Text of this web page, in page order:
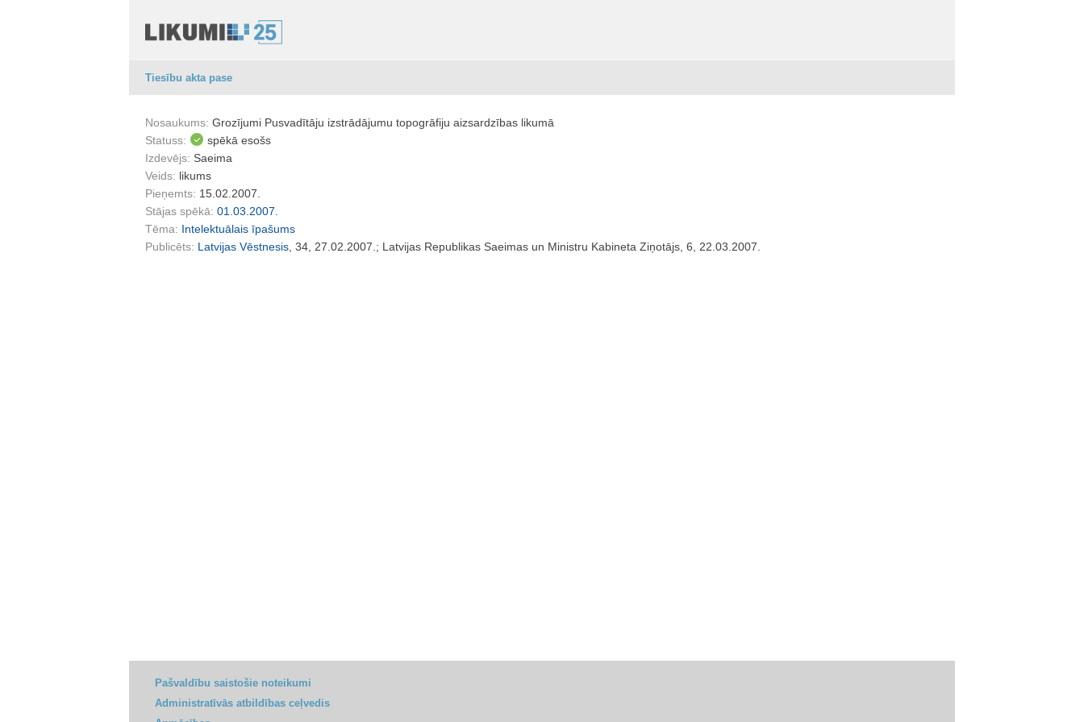
Tiesību akta pase
Nosaukums: Grozījumi Pusvadītāju izstrādājumu topogrāfiju aizsardzības likumā
Statuss:
spēkā esošs
Izdevējs: Saeima
Veids: likums
Pieņemts: 15.02.2007.
Stājas spēkā: 01.03.2007.
Tēma: Intelektuālais īpašums
Publicēts: Latvijas Vēstnesis , 34, 27.02.2007.; Latvijas Republikas Saeimas un Ministru Kabineta Ziņotājs, 6, 22.03.2007.
Pašvaldību saistošie noteikumi
Administratīvās atbildības ceļvedis